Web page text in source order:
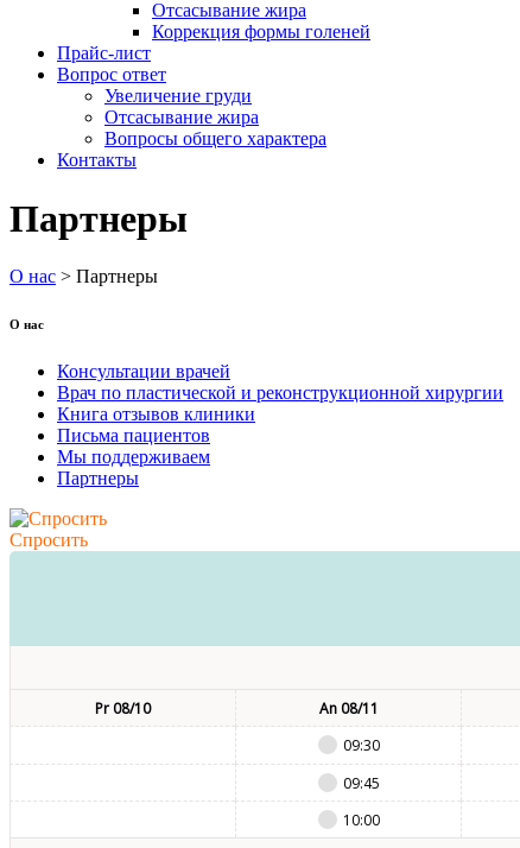
Oтсасывание жира
Коррекция формы голеней
Прайс-лист
Вопрос ответ
Увеличение груди
Oтсасывание жира
Вопросы общего характера
Контакты
Партнеры
О нас > Партнеры
О нас
Консультации врачей
Врач по пластической и реконструкционной хирургии
Книга отзывов клиники
Письма пациентов
Мы поддерживаем
Партнеры
Спросить
Pr 08/10
An 08/11
09:30
09:45
10:00